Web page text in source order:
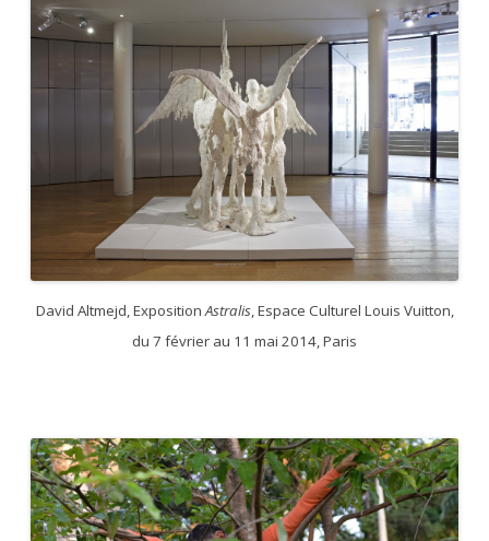
David Altmejd, ExpositionAstralis, Espace Culturel Louis Vuitton,
du 7 février au 11 mai 2014, Paris